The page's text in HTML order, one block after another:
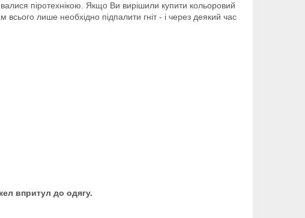
піротехнікою. Якщо Ви вирішили купити кольоровий
лише необхідно підпалити гніт - і через деякий час
впритул до одягу.